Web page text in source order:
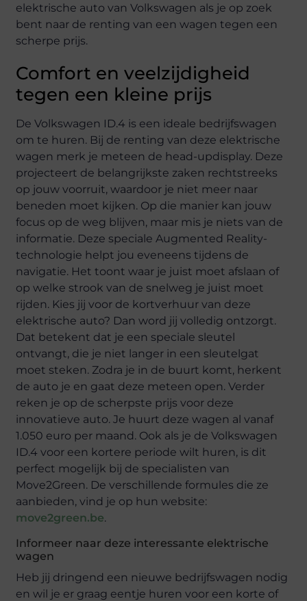
elektrische auto van Volkswagen als je op zoek
bent naar de renting van een wagen tegen een
scherpe prijs.
Comfort en veelzijdigheid
tegen een kleine prijs
De Volkswagen ID.4 is een ideale bedrijfswagen
om te huren. Bij de renting van deze elektrische
wagen merk je meteen de head-updisplay. Deze
projecteert de belangrijkste zaken rechtstreeks
op jouw voorruit, waardoor je niet meer naar
beneden moet kijken. Op die manier kan jouw
focus op de weg blijven, maar mis je niets van de
informatie. Deze speciale Augmented Reality-
technologie helpt jou eveneens tijdens de
navigatie. Het toont waar je juist moet afslaan of
op welke strook van de snelweg je juist moet
rijden. Kies jij voor de kortverhuur van deze
elektrische auto? Dan word jij volledig ontzorgt.
Dat betekent dat je een speciale sleutel
ontvangt, die je niet langer in een sleutelgat
moet steken. Zodra je in de buurt komt, herkent
de auto je en gaat deze meteen open. Verder
reken je op de scherpste prijs voor deze
innovatieve auto. Je huurt deze wagen al vanaf
1.050 euro per maand. Ook als je de Volkswagen
ID.4 voor een kortere periode wilt huren, is dit
perfect mogelijk bij de specialisten van
Move2Green. De verschillende formules die ze
aanbieden, vind je op hun website:
move2green.be.
Informeer naar deze interessante elektrische
wagen
Heb jij dringend een nieuwe bedrijfswagen nodig
en wil je er graag eentje huren voor een korte of